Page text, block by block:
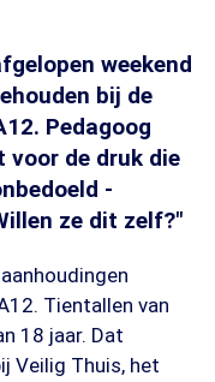
weekend
bij de
Pedagoog
voor de druk die
-
ze dit zelf?"
Tientallen van
18 jaar. Dat
Veilig Thuis, het